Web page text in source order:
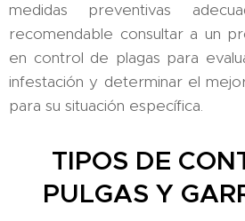
medidas preventivas
recomendable consultar a un
en control de plagas para
infestación y determinar el
para su situación específica.
TIPOS DE
PULGAS Y